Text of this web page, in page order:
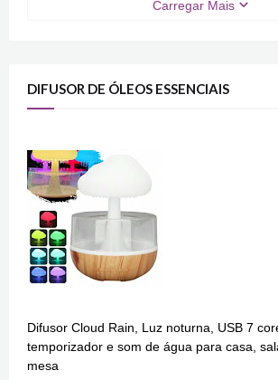
Carregar Mais
DIFUSOR DE ÓLEOS ESSENCIAIS
Difusor Cloud Rain, Luz noturna, USB 7
temporizador e som de água para casa,
mesa